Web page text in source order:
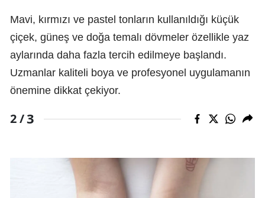
Mavi, kırmızı ve pastel tonların kullanıldığı küçük
çiçek, güneş ve doğa temalı dövmeler özellikle yaz
aylarında daha fazla tercih edilmeye başlandı.
Uzmanlar kaliteli boya ve profesyonel uygulamanın
önemine dikkat çekiyor.
2 /3